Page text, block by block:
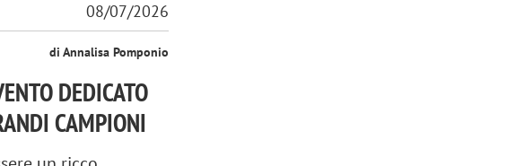
08/07/2026
di Annalisa Pomponio
DEDICATO
CAMPIONI